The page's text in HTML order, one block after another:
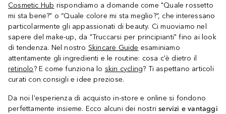
Cosmetic Hub rispondiamo a domande come "Quale rossetto
mi sta bene?" o “Quale colore mi sta meglio?”, che interessano
particolarmente gli appassionati di beauty. Ci muoviamo nel
sapere del make-up, da "Truccarsi per principianti" fino ai look
di tendenza. Nel nostro Skincare Guide esaminiamo
attentamente gli ingredienti e le routine: cosa c'è dietro il
retinolo? E come funziona lo skin cycling? Ti aspettano articoli
curati con consigli e idee preziose.
Da noi l'esperienza di acquisto in-store e online si fondono
perfettamente insieme. Ecco alcuni dei nostriservizi e vantaggi